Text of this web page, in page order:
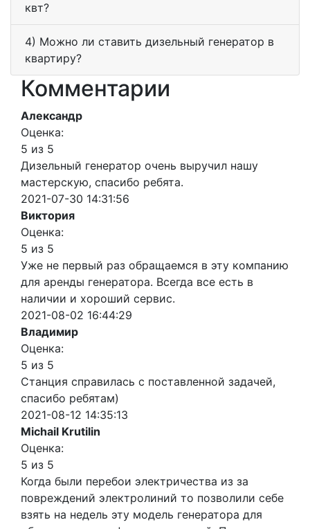
квт?
4) Можно ли ставить дизельный генератор в
квартиру?
Комментарии
Александр
Оценка:
5 из 5
Дизельный генератор очень выручил нашу
мастерскую, спасибо ребята.
2021-07-30 14:31:56
Виктория
Оценка:
5 из 5
Уже не первый раз обращаемся в эту компанию
для аренды генератора. Всегда все есть в
наличии и хороший сервис.
2021-08-02 16:44:29
Владимир
Оценка:
5 из 5
Станция справилась с поставленной задачей,
спасибо ребятам)
2021-08-12 14:35:13
Michail Krutilin
Оценка:
5 из 5
Когда были перебои электричества из за
повреждений электролиний то позволили себе
взять на недель эту модель генератора для